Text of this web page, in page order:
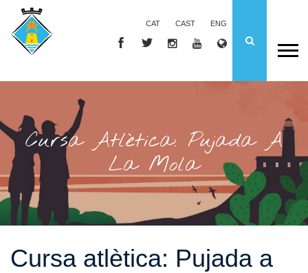
CAT CAST ENG
Cursa Atlètica: Pujada A
La Mola
Cursa atlètica: Pujada a